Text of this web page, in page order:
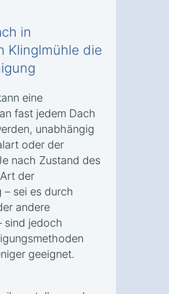
in
Klinglmühle die
eine
fast jedem Dach
unabhängig
oder der
nach Zustand des
der
– sei es durch
andere
sind jedoch
geeignet.